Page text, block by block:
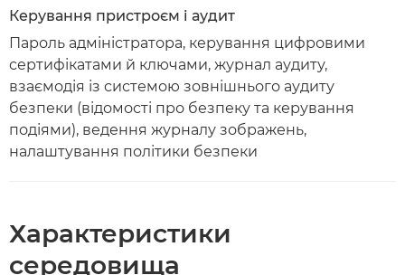
Керування пристроєм і аудит
Пароль адміністратора, керування цифровими
сертифікатами й ключами, журнал аудиту,
взаємодія із системою зовнішнього аудиту
безпеки (відомості про безпеку та керування
подіями), ведення журналу зображень,
налаштування політики безпеки
Характеристики
середовища